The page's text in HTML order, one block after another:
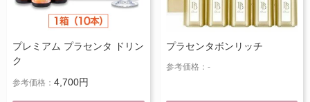
プレミアム プラセンタ ドリン
ク
参考価格： 4,700円
プラセンタボンリッチ
参考価格：-